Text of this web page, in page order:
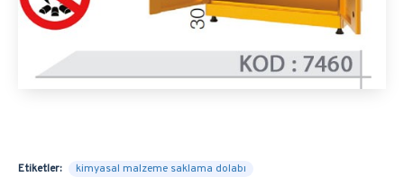
Etiketler:
kimyasal malzeme saklama dolabı